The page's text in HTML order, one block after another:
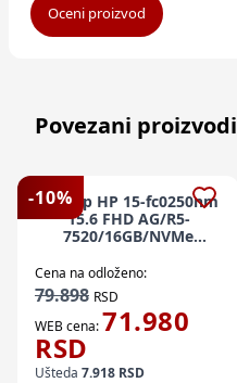
Oceni proizvod
Povezani proizvodi
-10%
Laptop HP 15-fc0250nm
15.6 FHD AG/R5-
7520/16GB/NVMe
Cena na odloženo:
79.898 RSD
WEB cena:71.980
RSD
Ušteda 7.918 RSD